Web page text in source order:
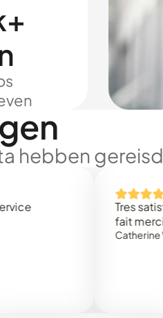
hebben
Tres satisfaite
fait merci
Catherine W.